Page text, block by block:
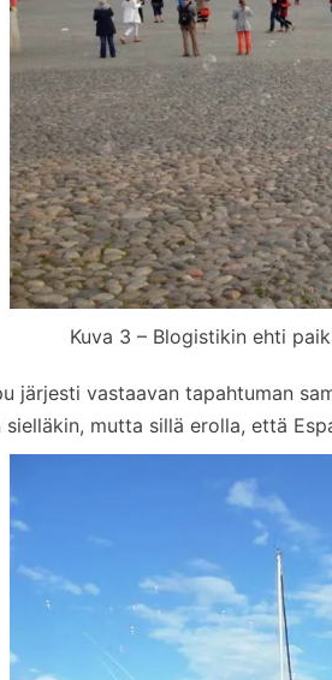
Kuva 3 – Blogistikin ehti
järjesti vastaavan tapahtuman
sielläkin, mutta sillä erolla, että